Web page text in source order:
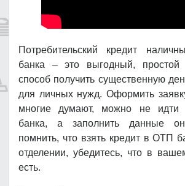
Потребительский кредит
банка – это выгодный,
способ получить существенную
для личных нужд. Оформить
многие думают, можно не идти
банка, а заполнить данные
помнить, что взять кредит в ОТП
отделении, убедитесь, что в
есть.